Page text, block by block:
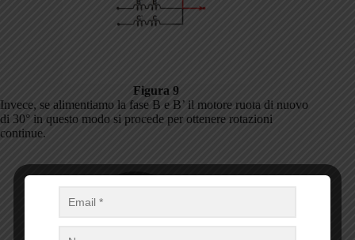
Figura 9
Invece, se alimentiamo la fase B e B’ il motore ruota di nuovo
di 30° in questo modo si procede per ottenere rotazioni
continue.